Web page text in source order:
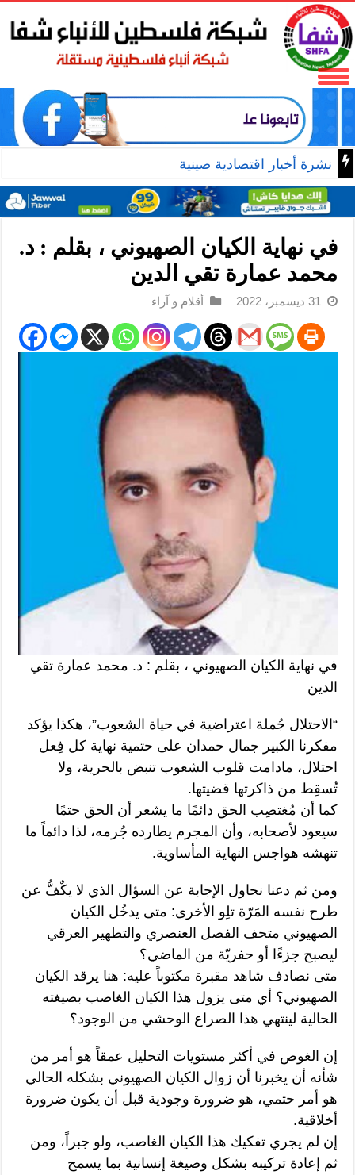
أسعار الذهب اليوم
في نهاية الكيان الصهيوني ، بقلم : د.
محمد عمارة تقي الدين
31 ديسمبر، 2022 أقلام و آراء
في نهاية الكيان الصهيوني ، بقلم : د. محمد عمارة تقي
الدين
“الاحتلال جُملة اعتراضية في حياة الشعوب”، هكذا يؤكد
مفكرنا الكبير جمال حمدان على حتمية نهاية كل فِعل
احتلال، مادامت قلوب الشعوب تنبض بالحرية، ولا
تُسقِط من ذاكرتها قضيتها.
كما أن مُغتصِب الحق دائمًا ما يشعر أن الحق حتمًا
سيعود لأصحابه، وأن المجرم يطارده جُرمه، لذا دائماً ما
تنهشه هواجس النهاية المأساوية.
ومن ثم دعنا نحاول الإجابة عن السؤال الذي لا يكٌفُّ عن
طرح نفسه المَرّة تلِو الأخرى: متى يدخُل الكيان
الصهيوني متحف الفصل العنصري والتطهير العرقي
ليصبح جزءًا أو حفريّة من الماضي؟
متى نصادف شاهد مقبرة مكتوباً عليه: هنا يرقد الكيان
الصهيوني؟ أي متى يزول هذا الكيان الغاصب بصيغته
الحالية لينتهي هذا الصراع الوحشي من الوجود؟
إن الغوص في أكثر مستويات التحليل عمقاً هو أمر من
شأنه أن يخبرنا أن زوال الكيان الصهيوني بشكله الحالي
هو أمر حتمي، هو ضرورة وجودية قبل أن يكون ضرورة
أخلاقية.
إن لم يجري تفكيك هذا الكيان الغاصب، ولو جبراً، ومن
ثم إعادة تركيبه بشكل وصيغة إنسانية بما يسمح